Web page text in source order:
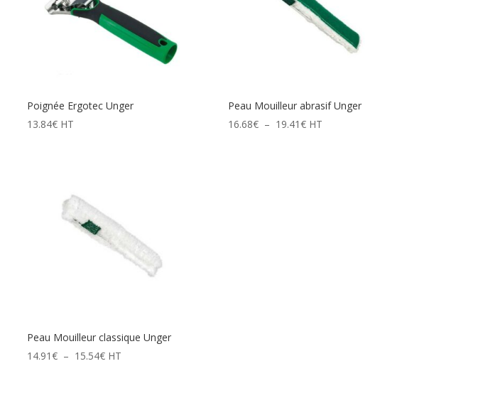
Poignée Ergotec Unger
13.84€ HT
Peau Mouilleur abrasif Unger
16.68€ – 19.41€Plage
HT
Peau Mouilleur classique Unger
14.91€ – 15.54€Plage
HT